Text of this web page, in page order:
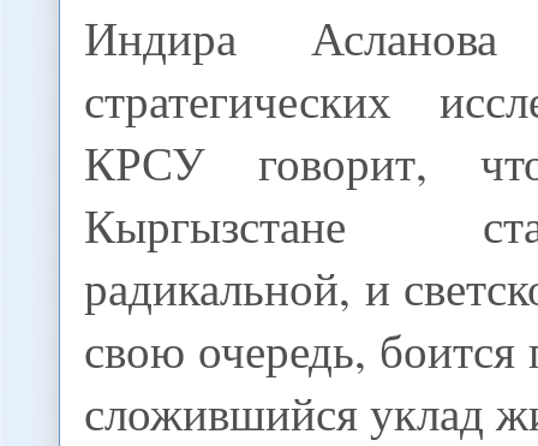
Индира
стратегических
КРСУ говорит,
Кыргызстане
радикальной, и
свою очередь, боится
сложившийся уклад